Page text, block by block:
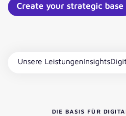
Create your strategic base
Unsere LeistungenInsights
DIE BASIS FÜR